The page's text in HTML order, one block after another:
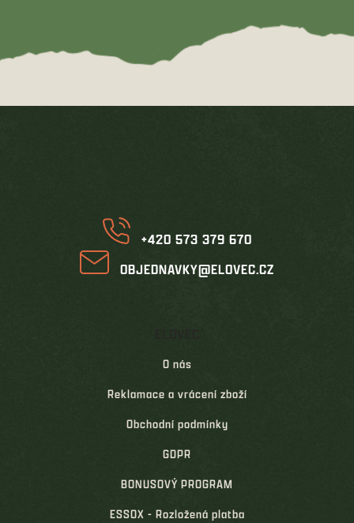
+420 573 379 670
OBJEDNAVKY@ELOVEC.CZ
O nás
Reklamace a vrácení zboží
Obchodní podmínky
GDPR
BONUSOVÝ PROGRAM
ESSOX - Rozložená platba